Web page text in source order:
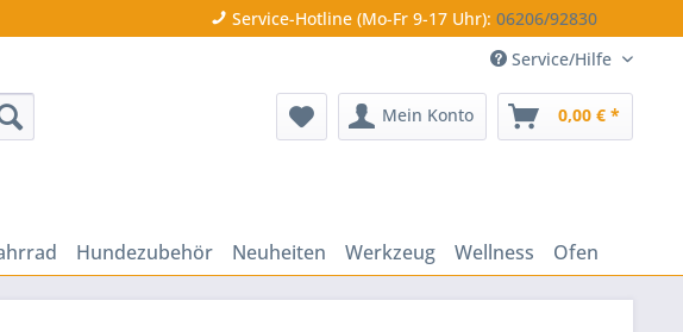
Service-Hotline (Mo-Fr 9-17 Uhr): 06206/92830
Service/Hilfe
Mein Konto 0,00 € *
Hundezubehör Neuheiten Werkzeug Wellness Ofen